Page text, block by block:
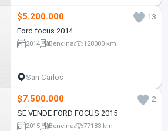
$5.200.000
13
Ford focus 2014
2014 Bencina 128000 km
San Carlos
$7.500.000
2
SE VENDE FORD FOCUS 2015
2015 Bencina 77183 km